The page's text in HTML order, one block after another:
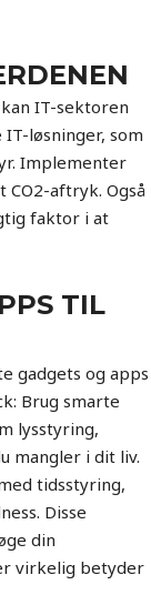
IT-sektoren
løsninger, som
Implementer
aftryk. Også
faktor i at
TIL
gadgets og apps
Brug smarte
lysstyring,
mangler i dit liv.
tidsstyring,
Disse
din
virkelig betyder